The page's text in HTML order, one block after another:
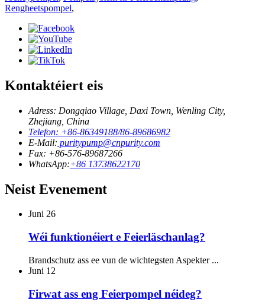
Rengheetspompel,
Kontaktéiert eis
Adress: Dongqiao Village, Daxi Town, Wenling City,
Zhejiang, China
Telefon: +86-86349188/86-89686982
E-Mail: puritypump@cnpurity.com
Fax: +86-576-89687266
WhatsApp:+86 13738622170
Neist Evenement
Juni 26
Wéi funktionéiert e Feierläschanlag?
Brandschutz ass ee vun de wichtegsten Aspekter ...
Juni 12
Firwat ass eng Feierpompel néideg?